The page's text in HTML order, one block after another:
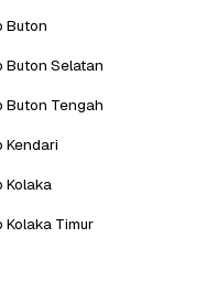
Buton
Buton Selatan
Buton Tengah
Kendari
Kolaka
Timur